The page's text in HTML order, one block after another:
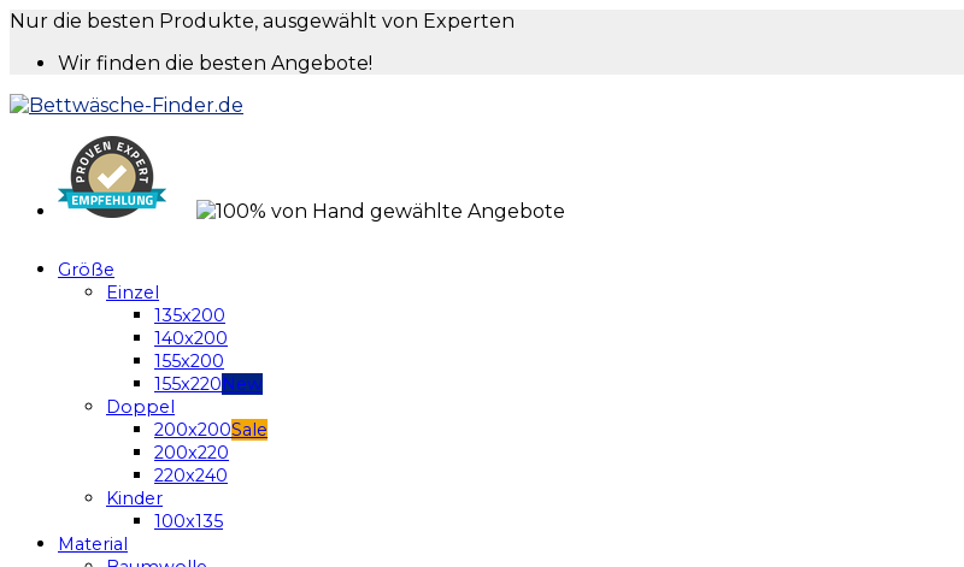
Nur die besten Produkte, ausgewählt von Experten
Wir finden die besten Angebote!
Größe
Einzel
135x200
140x200
155x200
155x220
Doppel
200x200
200x220
220x240
Kinder
100x135
Material